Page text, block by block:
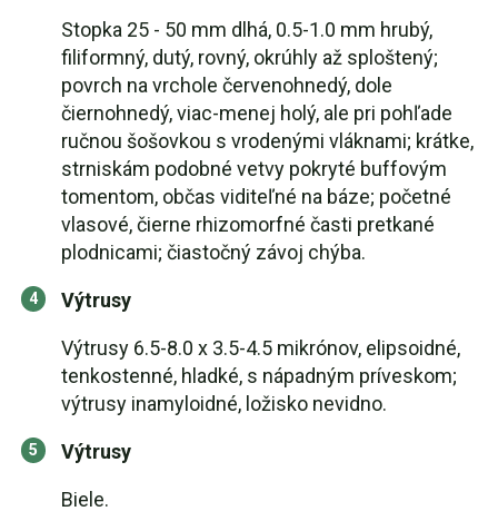
Stopka 25 - 50 mm dlhá, 0.5-1.0 mm hrubý,
filiformný, dutý, rovný, okrúhly až sploštený;
povrch na vrchole červenohnedý, dole
čiernohnedý, viac-menej holý, ale pri pohľade
ručnou šošovkou s vrodenými vláknami; krátke,
strniskám podobné vetvy pokryté buffovým
tomentom, občas viditeľné na báze; početné
vlasové, čierne rhizomorfné časti pretkané
plodnicami; čiastočný závoj chýba.
Výtrusy
Výtrusy 6.5-8.0 x 3.5-4.5 mikrónov, elipsoidné,
tenkostenné, hladké, s nápadným príveskom;
výtrusy inamyloidné, ložisko nevidno.
Výtrusy
Biele.